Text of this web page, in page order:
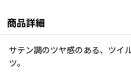
商品詳細
サテン調のツヤ感のある、ツイ
ツ。